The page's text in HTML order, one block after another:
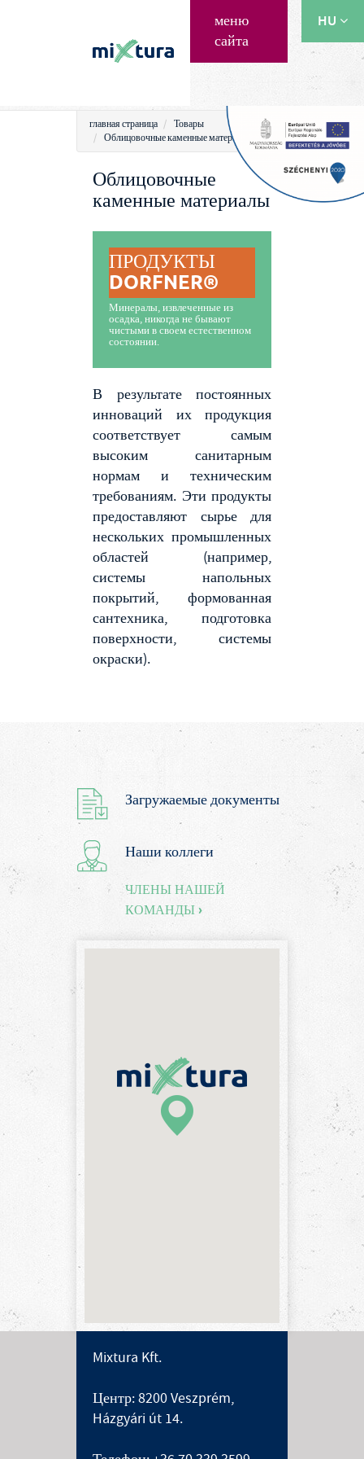
HU
меню
сайта
главная страница
Товары
Облицовочные каменные материалы
Облицовочные
каменные материалы
ПРОДУКТЫ
DORFNER®
Минералы, извлеченные из
осадка, никогда не бывают
чистыми в своем естественном
состоянии.
В результате постоянных
инноваций их продукция
соответствует самым
высоким санитарным
нормам и техническим
требованиям. Эти продукты
предоставляют сырье для
нескольких промышленных
областей (например,
системы напольных
покрытий, формованная
сантехника, подготовка
поверхности, системы
окраски).
Загружаемые документы
Наши коллеги
ЧЛЕНЫ НАШЕЙ
КОМАНДЫ ›
Mixtura Kft.
Центр: 8200 Veszprém,
Házgyári út 14.